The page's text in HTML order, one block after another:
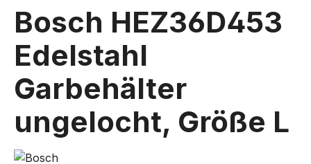
Bosch HEZ36D453
Edelstahl
Garbehälter
ungelocht, Größe L